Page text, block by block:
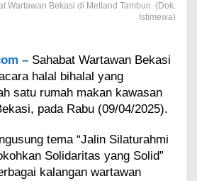
Wartawan Bekasi di Metland Tambun. (Dok:
Istimewa)
– Sahabat Wartawan Bekasi
halal bihalal yang
satu rumah makan kawasan
pada Rabu (09/04/2025).
tema “Jalin Silaturahmi
Solidaritas yang Solid”
kalangan wartawan